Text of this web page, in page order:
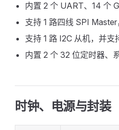
内置 2 个 UART、14 个
支持 1 路四线 SPI
支持 1 路 I2C 从机，并支
内置 2 个 32 位定时器、
时钟、电源与封装